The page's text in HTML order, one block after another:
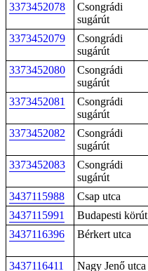
3373452078
Csongrádi
sugárút
3373452079
Csongrádi
sugárút
3373452080
Csongrádi
sugárút
3373452081
Csongrádi
sugárút
3373452082
Csongrádi
sugárút
3373452083
Csongrádi
sugárút
3437115988 Csap utca
3437115991
Budapesti körút
3437116396
Bérkert utca
3437116411 Nagy Jenő utca